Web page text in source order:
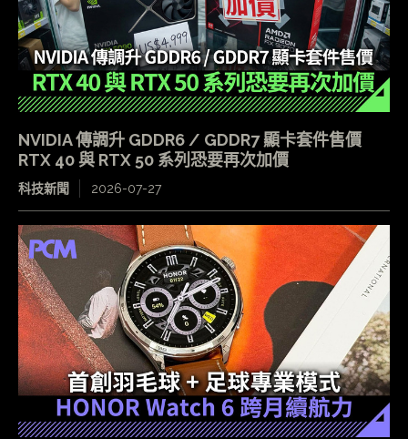
NVIDIA 傳調升 GDDR6 / GDDR7 顯卡套件售價
RTX 40 與 RTX 50 系列恐要再次加價
科技新聞 2026-07-27